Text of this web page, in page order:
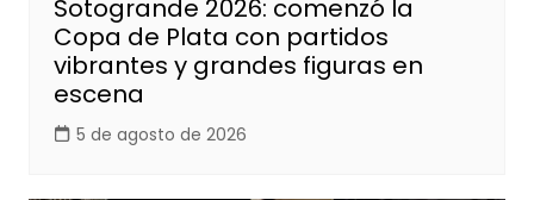
Sotogrande 2026: comenzó la
Copa de Plata con partidos
vibrantes y grandes figuras en
escena
5 de agosto de 2026